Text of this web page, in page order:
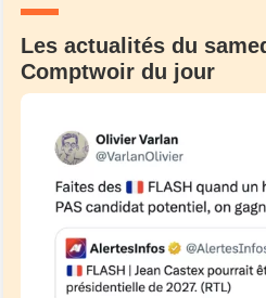
Les actualités du
Comptwoir du jour